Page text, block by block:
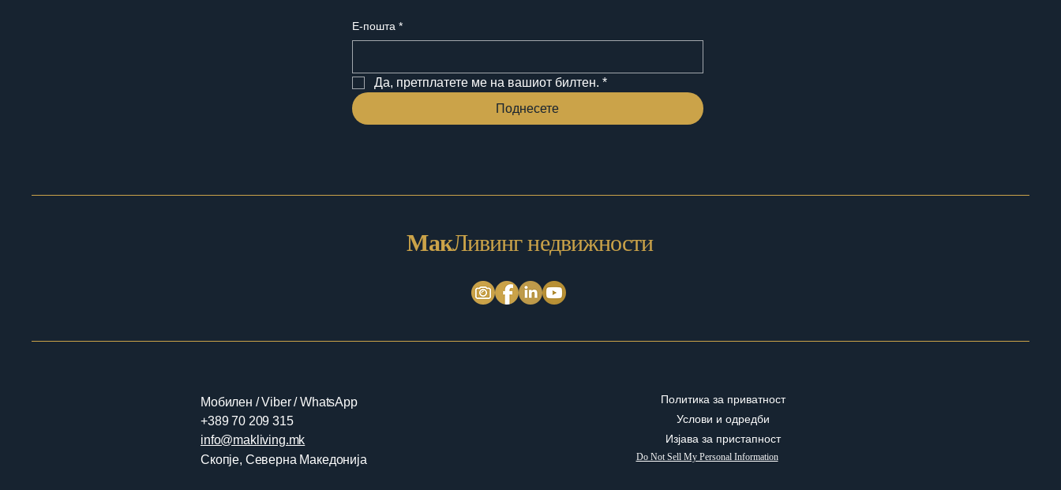
Е-пошта *
Да, претплатете ме на вашиот билтен. *
Поднесете
МакЛивинг недвижности
Мобилен / Viber / WhatsApp
+389 70 209 315
​​info@makliving.mk
Скопје, Северна Македонија
Политика за приватност
Услови и одредби
Изјава за пристапност
Do Not Sell My Personal Information